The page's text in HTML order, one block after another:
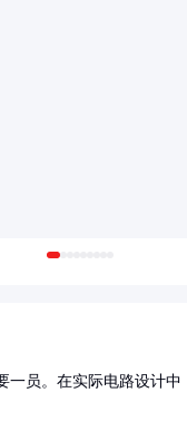
一员。在实际电路设计